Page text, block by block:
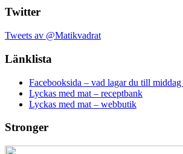
Twitter
Tweets av @Matikvadrat
Länklista
Facebooksida – vad lagar du till middag
Lyckas med mat – receptbank
Lyckas med mat – webbutik
Stronger